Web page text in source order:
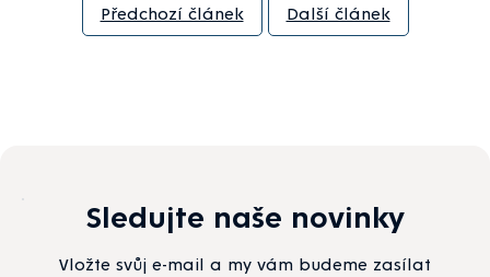
Předchozí článek Další článek
Sledujte naše novinky
Vložte svůj e-mail a my vám budeme zasílat